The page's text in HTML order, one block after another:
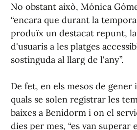
No obstant això, Mónica
“encara que durant la
produïx un destacat repunt,
d'usuaris a les platges
sostinguda al llarg de l'any”.
De fet, en els mesos de gener
quals se solen registrar les
baixes a Benidorm i on el
dies per mes, “es van superar